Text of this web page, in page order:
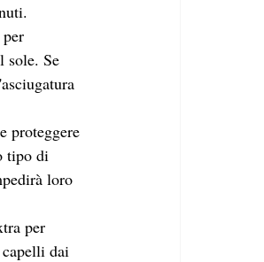
sole. Se
proteggere
tipo di
loro
per
dai